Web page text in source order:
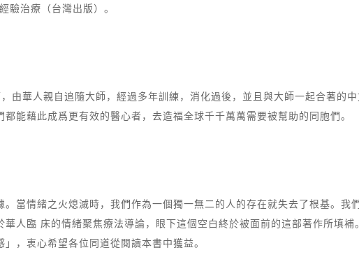
驗治療（台灣出版）。
由華人親自追隨大師，經過多年訓練，消化過後，並且與大師一起合著的
能藉此成爲更有效的醫心者，去造福全球千千萬萬需要被幫助的同胞們。
理學家
當情緒之火熄滅時，我們作為一個獨一無二的人的存在就失去了根基。
人臨 床的情緒聚焦療法導論，眼下這個空白終於被面前的這部著作所填
，衷心希望各位同道從閱讀本書中獲益。